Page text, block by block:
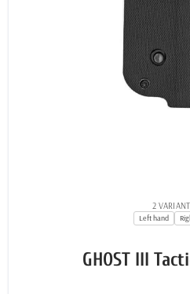
2
Left hand
GHOST III